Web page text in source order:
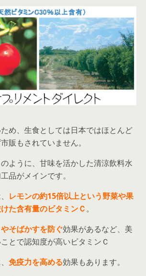
め、生食としては日本ではほとんど
販もされていません。
ように、甘味を活かした清涼飲料水
品がメインです。
レモンの約15倍以上という野菜や果
た含有量のビタミンＣ。
そばかすを防ぐ効果があるなど、美
とで認知度が高いビタミンＣ
免疫力を高める効果もあります。